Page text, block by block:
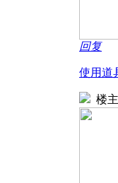
回复
使用道
楼主